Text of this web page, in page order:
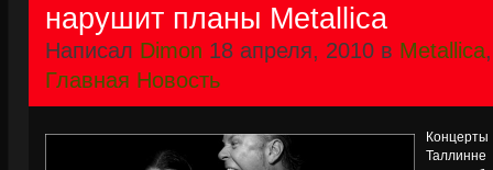
нарушит планы Metallica
Написал Dimon 18 апреля, 2010 в Metallica
Главная Новость
Концерты
Таллинне